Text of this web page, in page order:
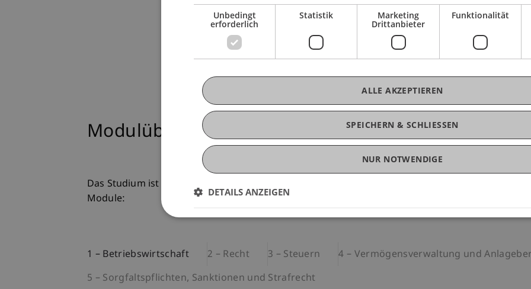
Monika Tholen, Absolventin
Modulübersicht
Das Studium ist modular aufgebaut und umfasst rund 340 Anwesenheitslektionen. Ein
Module:
1 – Betriebswirtschaft 2 – Recht 3 – Steuern
4 – Vermögensverwaltung und
5 – Sorgfaltspflichten, Sanktionen und Strafrecht
Unbedingt
erforderlich
Statistik Marketing
Drittanbieter
Funktionalität
SPEICHERN & SCHLIESSEN
ALLE AKZEPTIEREN
NUR NOTWENDIGE
DETAILS ANZEIGEN